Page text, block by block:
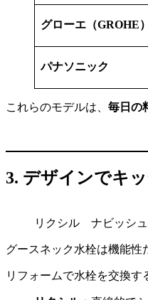
グローエ（GROHE）
パナソニック
これらのモデルは、 毎日の
3. デザインでキ
リクシル ナビッシ
グースネック水栓は機能性
リフォームで水栓を交換す